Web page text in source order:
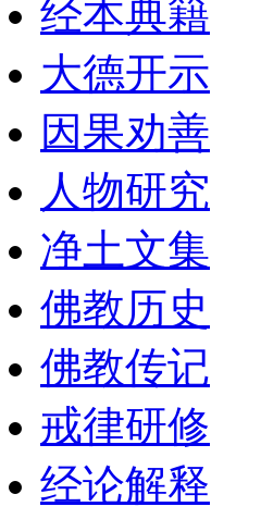
经本典籍
大德开示
因果劝善
人物研究
净土文集
佛教历史
佛教传记
戒律研修
经论解释